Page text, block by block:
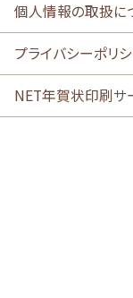
個人情報の取扱に
プライバシーポリ
NET年賀状印刷サ